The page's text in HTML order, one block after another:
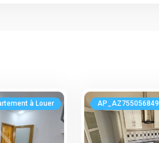
à Louer AP_AZ755056849